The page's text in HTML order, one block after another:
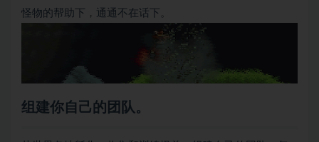
怪物的帮助下，通通不在话下。
组建你自己的团队。